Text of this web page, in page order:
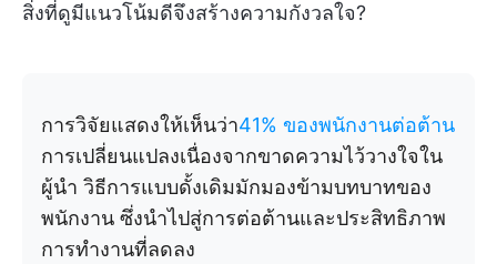
สิ่งที่ดูมีแนวโน้มดีจึงสร้างความกังวลใจ?
การวิจัยแสดงให้เห็นว่า41% ของพนักงานต่อต้าน
การเปลี่ยนแปลงเนื่องจากขาดความไว้วางใจใน
ผู้นำ วิธีการแบบดั้งเดิมมักมองข้ามบทบาทของ
พนักงาน ซึ่งนำไปสู่การต่อต้านและประสิทธิภาพ
การทำงานที่ลดลง